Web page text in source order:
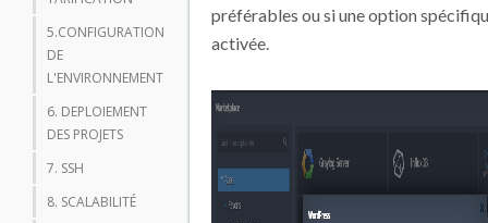
5.CONFIGURATION
DE
L'ENVIRONNEMENT
6. DEPLOIEMENT
DES PROJETS
7. SSH
8. SCALABILITÉ
préférables ou si une option
activée.